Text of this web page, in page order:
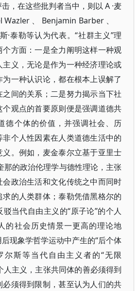
，在这些批判者当中，则以 A ·麦
Wazler 、 Benjamin Barber 、
·泰勒等认为代表。“社群主义”理
方面：一是全力阐明这样一种观
义，无论是作为一种经济理论或
一种认识论，都在根本上误解了
间的关系；二是努力揭示当下社
观点的首要原则便是强调道德共
德个体的价值，并强调社会、历
非个人性因素在人类道德生活中的
。例如，麦金泰尔立基于亚里士
那的政治伦理学与德性理论，主张
政治生活和文化传统之中而同时
求的人类群体；泰勒凭借黑格尔的
当代自由主义的“原子论”的个人
的社会历史情景一更高的理论地
现象学哲学运动中产生的“后个体
尔斯等当代自由主义者的“无限
人主义，主张共同体的善必须得到
须得到限制，甚至认为人们的共